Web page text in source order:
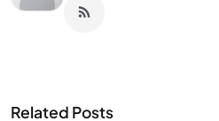
Related Posts